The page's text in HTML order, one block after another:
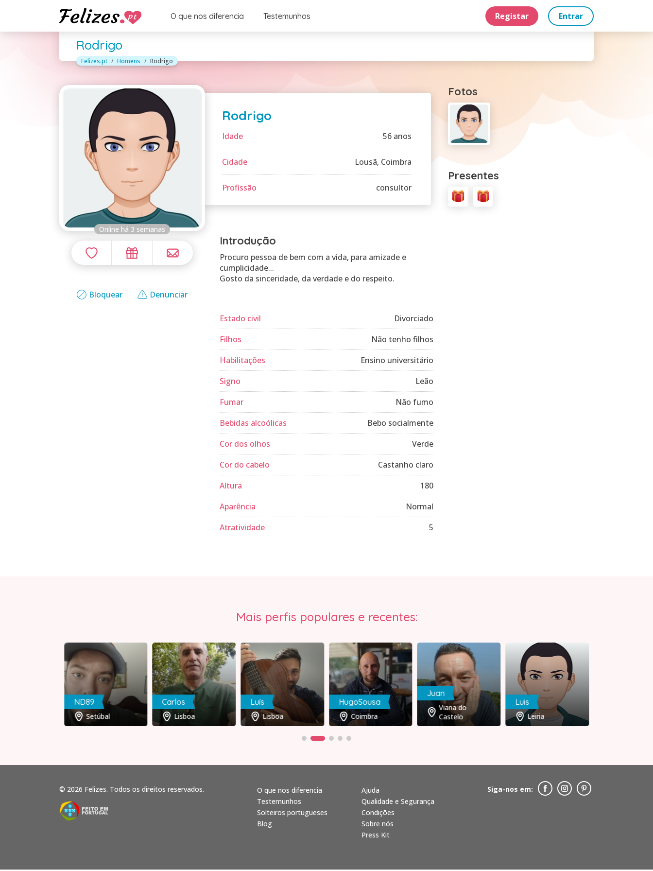
O que nos diferencia Testemunhos Registar Entrar
Rodrigo
Felizes.pt Homens Rodrigo
Online há 3 semanas
Bloquear Denunciar
Rodrigo
Idade 56 anos
Cidade Lousã, Coimbra
Profissão consultor
Introdução
Procuro pessoa de bem com a vida, para amizade e
cumplicidade...
Gosto da sinceridade, da verdade e do respeito.
Estado civil
Divorciado
Filhos
Não tenho filhos
Habilitações
Ensino universitário
Signo
Leão
Fumar
Não fumo
Bebidas alcoólicas
Bebo socialmente
Cor dos olhos
Verde
Cor do cabelo
Castanho claro
Altura
180
Aparência
Normal
Atratividade
5
Fotos
Presentes
Mais perfis populares e recentes:
ND89
Setúbal
Carlos
Lisboa
Luís
Lisboa
HugoSousa
Coimbra
Juan
Viana do
Castelo
Luis
Leiria
© 2026 Felizes. Todos os direitos reservados.
O que nos diferencia
Testemunhos
Solteiros portugueses
Blog
Ajuda
Qualidade e Segurança
Condições
Sobre nós
Press Kit
Siga-nos em: